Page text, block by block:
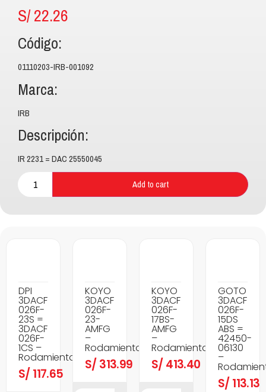
S/22.26
Código:
01110203-IRB-001092
Marca:
IRB
Descripción:
IR 2231 = DAC 25550045
Add to cart
DPI
3DACF
026F-
23S =
3DACF
026F-
1CS –
Rodamientos
S/ 117.65
KOYO
3DACF
026F-
23-
AMFG
–
Rodamientos
S/ 313.99
KOYO
3DACF
026F-
17BS-
AMFG
–
Rodamientos
S/ 413.40
GOTO
3DACF
026F-
15DS
ABS =
42450-
06130
–
S/ 113.13